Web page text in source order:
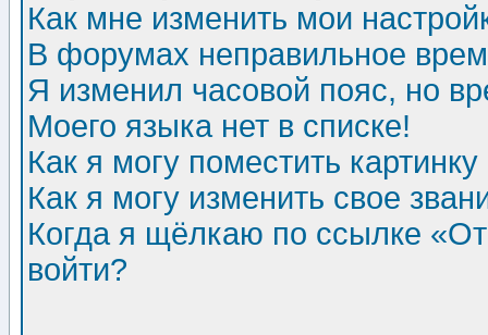
Как мне изменить мои
В форумах неправильное
Я изменил часовой пояс, но
Моего языка нет в списке!
Как я могу поместить
Как я могу изменить свое
Когда я щёлкаю по ссылке
войти?